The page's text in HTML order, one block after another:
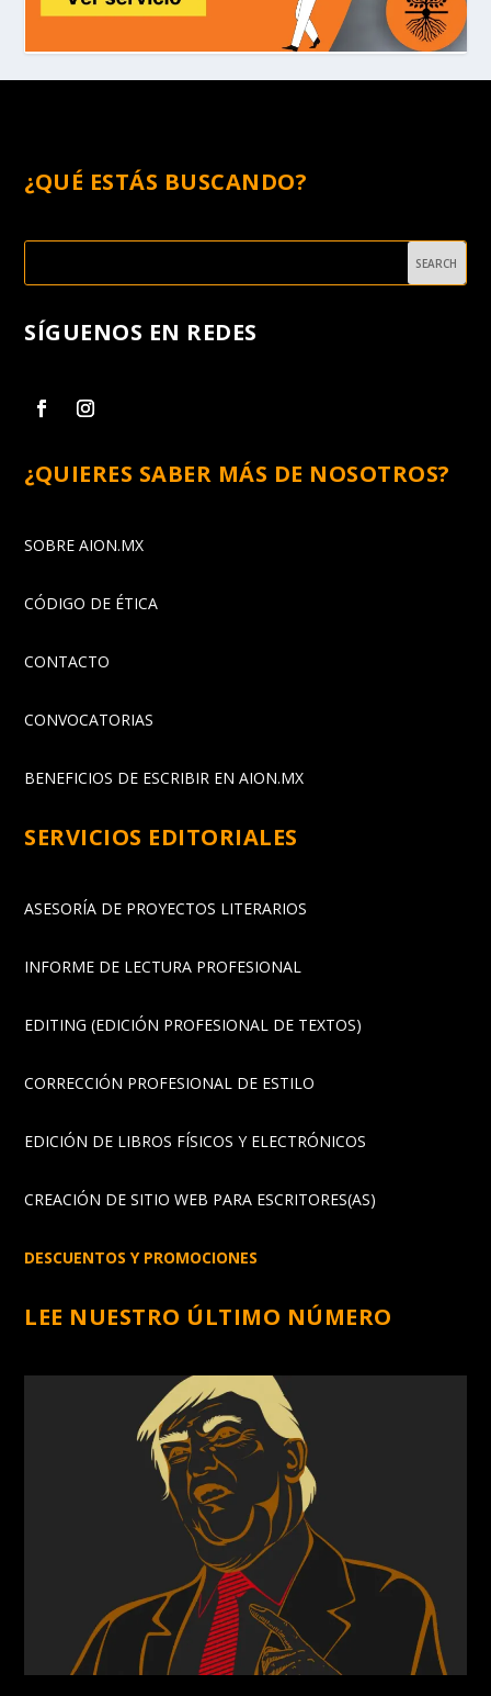
¿QUÉ ESTÁS BUSCANDO?
SÍGUENOS EN REDES
¿QUIERES SABER MÁS DE NOSOTROS?
SOBRE AION.MX
CÓDIGO DE ÉTICA
CONTACTO
CONVOCATORIAS
BENEFICIOS DE ESCRIBIR EN AION.MX
SERVICIOS EDITORIALES
ASESORÍA DE PROYECTOS LITERARIOS
INFORME DE LECTURA PROFESIONAL
EDITING (EDICIÓN PROFESIONAL DE TEXTOS)
CORRECCIÓN PROFESIONAL DE ESTILO
EDICIÓN DE LIBROS FÍSICOS Y ELECTRÓNICOS
CREACIÓN DE SITIO WEB PARA ESCRITORES(AS)
DESCUENTOS Y PROMOCIONES
LEE NUESTRO ÚLTIMO NÚMERO